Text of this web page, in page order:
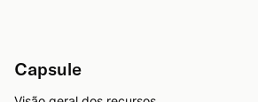
Capsule